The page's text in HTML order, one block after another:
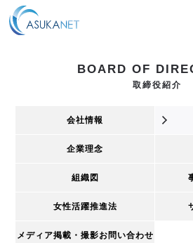
BOARD OF
取締役紹介
会社情報
企業理念
組織図
女性活躍推進法
メディア掲載・撮影お問い合わせ